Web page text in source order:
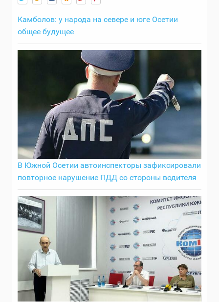
Камболов: у народа на севере и юге Осетии
общее будущее
В Южной Осетии автоинспекторы зафиксировали
повторное нарушение ПДД со стороны водителя